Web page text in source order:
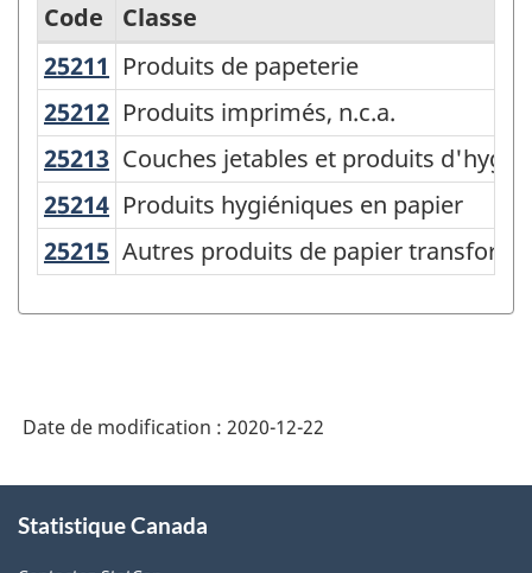
Variante
de
SCPAN
Canada
2017
version
2.0
et
-
Code
Classe
25211 Produits de papeterie
Produits de papeterie
25212 Produits imprimés, n.c.a.
Produits imprimés, n.c.a.
25213 Couches jetables et produits
Couches jetables et produits
25214 Produits hygiéniques en papier
Produits hygiéniques en papier
25215 Autres produits de papier
Autres produits de papier
Date de modification : 2020-12-22
propos
Statistique Canada